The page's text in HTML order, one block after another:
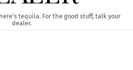
tequila. For the good stuff, talk your
dealer.